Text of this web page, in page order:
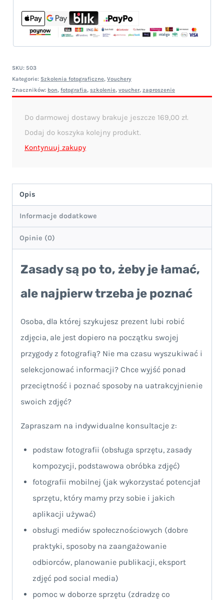
SKU: 503
Kategorie: Szkolenia fotograficzne, Vouchery
Znaczników: bon, fotografia, szkolenie, voucher, zaproszenie
Do darmowej dostawy brakuje jeszcze 169,00 zł.
Dodaj do koszyka kolejny produkt.
Kontynuuj zakupy
Opis
Informacje dodatkowe
Opinie (0)
Zasady są po to, żeby je łamać,
ale najpierw trzeba je poznać
Osoba, dla której szykujesz prezent lubi robić
zdjęcia, ale jest dopiero na początku swojej
przygody z fotografią? Nie ma czasu wyszukiwać i
selekcjonować informacji? Chce wyjść ponad
przeciętność i poznać sposoby na uatrakcyjnienie
swoich zdjęć?
Zapraszam na indywidualne konsultacje z:
podstaw fotografii (obsługa sprzętu, zasady
kompozycji, podstawowa obróbka zdjęć)
fotografii mobilnej (jak wykorzystać potencjał
sprzętu, który mamy przy sobie i jakich
aplikacji używać)
obsługi mediów społecznościowych (dobre
praktyki, sposoby na zaangażowanie
odbiorców, planowanie publikacji, eksport
zdjęć pod social media)
pomoc w doborze sprzętu (zdradzę co